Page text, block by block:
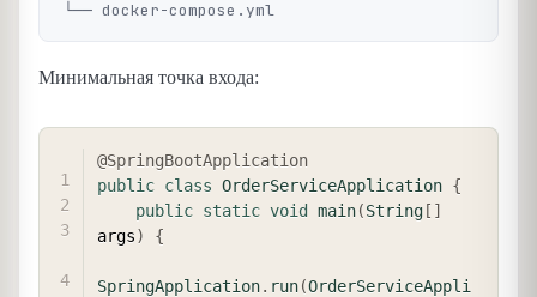
Минимальная точка входа:
@SpringBootApplication
public class OrderServiceApplication {
public static void main(String[ ]
args) {
SpringApplication. run(OrderServiceAppli